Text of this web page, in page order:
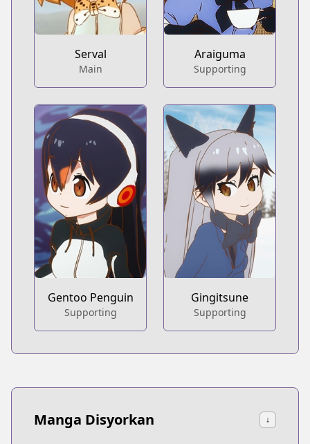
Serval
Main
Araiguma
Supporting
Gentoo Penguin
Supporting
Gingitsune
Supporting
Manga Disyorkan ↓